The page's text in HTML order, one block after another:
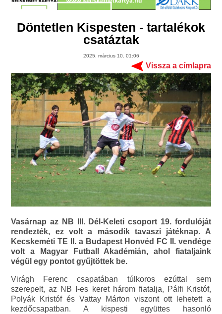
Döntetlen Kispesten - tartalékok
csatáztak
2025. március 10. 01:06
Vissza a címlapra
Vasárnap az NB III. Dél-Keleti csoport 19. fordulóját
rendezték, ez volt a második tavaszi játéknap. A
Kecskeméti TE II. a Budapest Honvéd FC II. vendége
volt a Magyar Futball Akadémián, ahol fiataljaink
végül egy pontot gyűjtöttek be.
Virágh Ferenc csapatában túlkoros ezúttal sem
szerepelt, az NB I-es keret három fiatalja, Pálfi Kristóf,
Polyák Kristóf és Vattay Márton viszont ott lehetett a
kezdőcsapatban. A kispesti együttes hasonló